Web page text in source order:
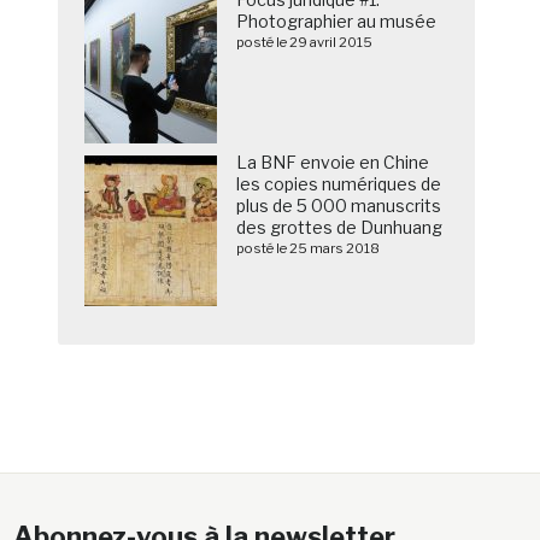
Photographier au musée
posté le 29 avril 2015
La BNF envoie en Chine
les copies numériques de
plus de 5 000 manuscrits
des grottes de Dunhuang
posté le 25 mars 2018